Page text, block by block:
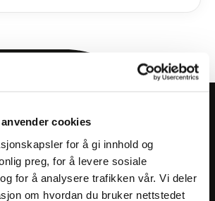
cookies
for å gi innhold og
preg, for å levere sosiale
for å analysere trafikken vår. Vi deler
om hvordan du bruker nettstedet
vårt nyhetsbrev!
og kampanjer.
nyhetsbrev